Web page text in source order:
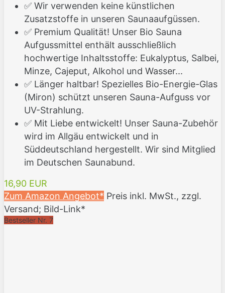
✅ Wir verwenden keine künstlichen
Zusatzstoffe in unseren Saunaaufgüssen.
✅ Premium Qualität! Unser Bio Sauna
Aufgussmittel enthält ausschließlich
hochwertige Inhaltsstoffe: Eukalyptus, Salbei,
Minze, Cajeput, Alkohol und Wasser...
✅ Länger haltbar! Spezielles Bio-Energie-Glas
(Miron) schützt unseren Sauna-Aufguss vor
UV-Strahlung.
✅ Mit Liebe entwickelt! Unser Sauna-Zubehör
wird im Allgäu entwickelt und in
Süddeutschland hergestellt. Wir sind Mitglied
im Deutschen Saunabund.
16,90 EUR
Zum Amazon Angebot* Preis inkl. MwSt., zzgl.
Versand; Bild-Link*
Bestseller Nr. 7